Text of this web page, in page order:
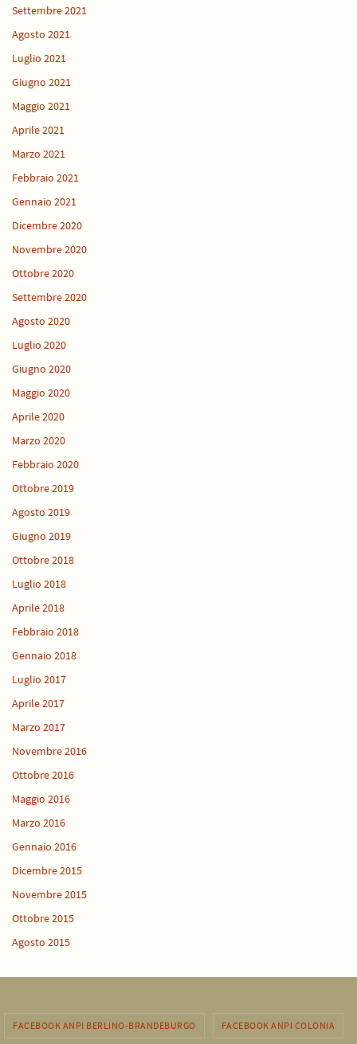
Settembre 2021
Agosto 2021
Luglio 2021
Giugno 2021
Maggio 2021
Aprile 2021
Marzo 2021
Febbraio 2021
Gennaio 2021
Dicembre 2020
Novembre 2020
Ottobre 2020
Settembre 2020
Agosto 2020
Luglio 2020
Giugno 2020
Maggio 2020
Aprile 2020
Marzo 2020
Febbraio 2020
Ottobre 2019
Agosto 2019
Giugno 2019
Ottobre 2018
Luglio 2018
Aprile 2018
Febbraio 2018
Gennaio 2018
Luglio 2017
Aprile 2017
Marzo 2017
Novembre 2016
Ottobre 2016
Maggio 2016
Marzo 2016
Gennaio 2016
Dicembre 2015
Novembre 2015
Ottobre 2015
Agosto 2015
FACEBOOK ANPI BERLINO-BRANDEBURGO FACEBOOK ANPI COLONIA